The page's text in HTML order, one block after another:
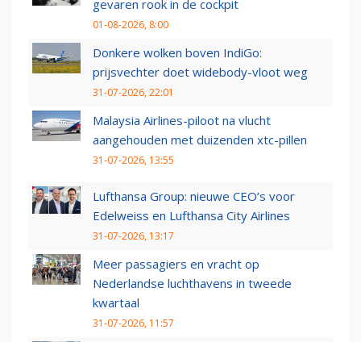
gevaren rook in de cockpit
01-08-2026, 8:00
Donkere wolken boven IndiGo:
prijsvechter doet widebody-vloot weg
31-07-2026, 22:01
Malaysia Airlines-piloot na vlucht
aangehouden met duizenden xtc-pillen
31-07-2026, 13:55
Lufthansa Group: nieuwe CEO’s voor
Edelweiss en Lufthansa City Airlines
31-07-2026, 13:17
Meer passagiers en vracht op
Nederlandse luchthavens in tweede
kwartaal
31-07-2026, 11:57